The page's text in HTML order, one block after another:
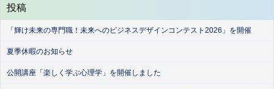
投稿
「輝け未来の専門職！未来へのビジネスデザインコンテスト2026」を開催
夏季休暇のお知らせ
公開講座「楽しく学ぶ心理学」を開催しました